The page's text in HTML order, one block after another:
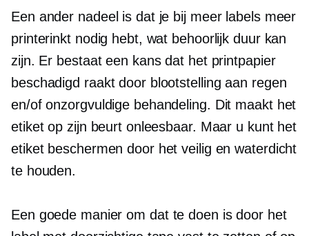
Een ander nadeel is dat je bij meer labels meer
printerinkt nodig hebt, wat behoorlijk duur kan
zijn. Er bestaat een kans dat het printpapier
beschadigd raakt door blootstelling aan regen
en/of onzorgvuldige behandeling. Dit maakt het
etiket op zijn beurt onleesbaar. Maar u kunt het
etiket beschermen door het veilig en waterdicht
te houden.
Een goede manier om dat te doen is door het